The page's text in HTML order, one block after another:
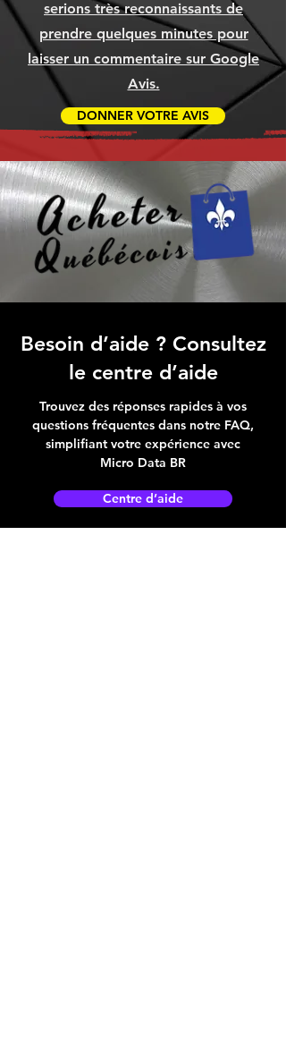
serions très reconnaissants de
prendre quelques minutes pour
laisser un commentaire sur Google
Avis.
DONNER VOTRE AVIS
Besoin d’aide ? Consultez
le centre d’aide
Trouvez des réponses rapides à vos
questions fréquentes dans notre FAQ,
simplifiant votre expérience avec
Micro Data BR
Centre d’aide